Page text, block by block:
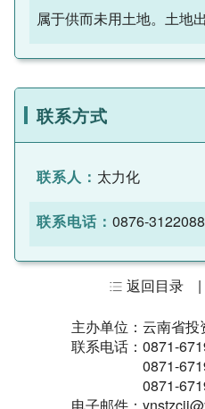
属于供而未用土地。土地
联系方式
联系人： 太力化
联系电话： 0876-3122088
返回目录 |
主办单位： 云南省投
联系电话：0871-
0871-
0871-